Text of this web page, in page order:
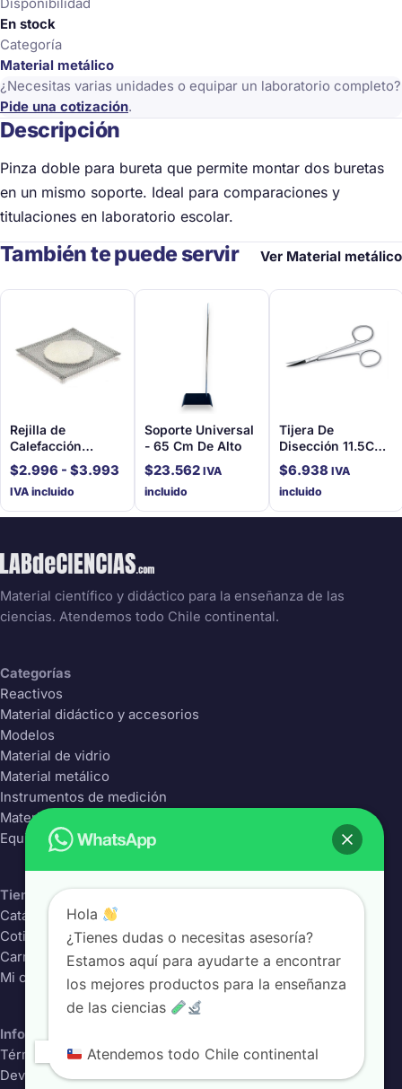
Disponibilidad
En stock
Categoría
Material metálico
¿Necesitas varias unidades o equipar un laboratorio completo?
Pide una cotización.
Descripción
Pinza doble para bureta que permite montar dos buretas
en un mismo soporte. Ideal para comparaciones y
titulaciones en laboratorio escolar.
También te puede servir Ver Material metálico
Rejilla de
Calefacción
Cerámica
$2.996 - $3.993 Rango
precios:
$2.996
hasta
$3.993
IVA incluido
Soporte Universal
- 65 Cm De Alto
$23.562 IVA
incluido
Tijera De
Disección 11.5Cm,
Curva
$6.938 IVA
incluido
Material científico y didáctico para la enseñanza de las
ciencias. Atendemos todo Chile continental.
Categorías
Reactivos
Material didáctico y accesorios
Modelos
Material de vidrio
Material metálico
Instrumentos de medición
Material Plástico
Equipos de laboratorio
Tienda
Catálogo completo
Cotizador
Carrito
Mi cuenta
Información
Términos y condiciones
Devoluciones
Hola
¿Tienes dudas o necesitas asesoría?
Estamos aquí para ayudarte a encontrar
los mejores productos para la enseñanza
de las ciencias
Atendemos todo Chile continental